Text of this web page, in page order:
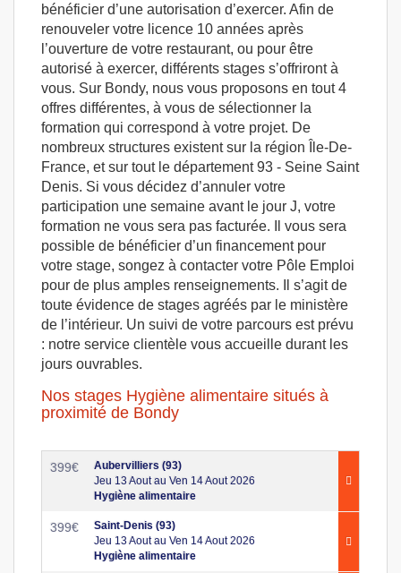
bénéficier d’une autorisation d’exercer. Afin de
renouveler votre licence 10 années après
l’ouverture de votre restaurant, ou pour être
autorisé à exercer, différents stages s’offriront à
vous. Sur Bondy, nous vous proposons en tout 4
offres différentes, à vous de sélectionner la
formation qui correspond à votre projet. De
nombreux structures existent sur la région Île-De-
France, et sur tout le département 93 - Seine Saint
Denis. Si vous décidez d’annuler votre
participation une semaine avant le jour J, votre
formation ne vous sera pas facturée. Il vous sera
possible de bénéficier d’un financement pour
votre stage, songez à contacter votre Pôle Emploi
pour de plus amples renseignements. Il s’agit de
toute évidence de stages agréés par le ministère
de l’intérieur. Un suivi de votre parcours est prévu
: notre service clientèle vous accueille durant les
jours ouvrables.
Nos stages Hygiène alimentaire situés à
proximité de Bondy
399€
Aubervilliers (93)
Jeu 13 Aout au Ven 14 Aout 2026
Hygiène alimentaire
399€
Saint-Denis (93)
Jeu 13 Aout au Ven 14 Aout 2026
Hygiène alimentaire